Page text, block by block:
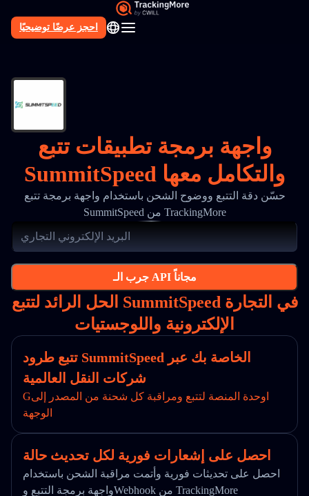
احجز عرضًا توضيحيًا
AR
واجهة برمجة تطبيقات تتبع
SummitSpeed والتكامل معها
حسّن دقة التتبع ووضوح الشحن باستخدام واجهة برمجة تتبع
SummitSpeed من TrackingMore
جرب الـ API مجاناً
الحل الرائد لتتبع SummitSpeed في التجارة
الإلكترونية واللوجستيات
تتبع طرود SummitSpeed الخاصة بك عبر
شركات النقل العالمية
Gاوحدة المنصة لتتبع ومراقبة كل شحنة من المصدر إلى
الوجهة
احصل على إشعارات فورية لكل تحديث حالة
احصل على تحديثات فورية وأتمت مراقبة الشحن باستخدام
واجهة برمجة التتبع وWebhook من TrackingMore